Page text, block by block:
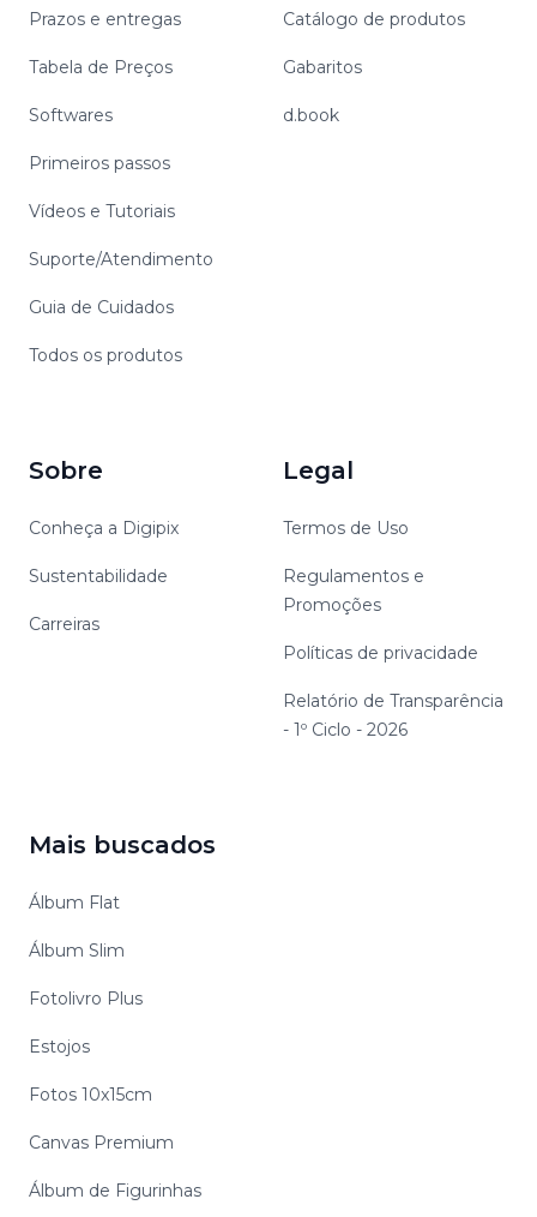
Prazos e entregas
Tabela de Preços
Softwares
Primeiros passos
Vídeos e Tutoriais
Suporte/Atendimento
Guia de Cuidados
Todos os produtos
Sobre
Conheça a Digipix
Sustentabilidade
Carreiras
Catálogo de produtos
Gabaritos
d.book
Legal
Termos de Uso
Regulamentos e
Promoções
Políticas de privacidade
Relatório de Transparência
- 1º Ciclo - 2026
Mais buscados
Álbum Flat
Álbum Slim
Fotolivro Plus
Estojos
Fotos 10x15cm
Canvas Premium
Álbum de Figurinhas